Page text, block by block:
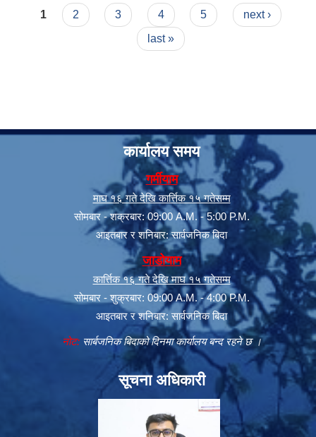
Pages
1 2 3 4 5
next ›
last »
कार्यालय समय
गर्मीयाम
माघ १६ गते देखि कार्त्तिक १५ गतेसम्म
सोमबार - शक्रबार: 09:00 A.M. - 5:00 P.M.
आइतबार र शनिबार: सार्वजनिक बिदा
जाडोयाम
कार्त्तिक १६ गते देखि माघ १५ गतेसम्म
सोमबार - शुक्रबार: 09:00 A.M. - 4:00 P.M.
आइतबार र शनिबार: सार्वजनिक बिदा
नोट:सार्बजनिक बिदाको दिनमा कार्यालय बन्द रहने छ ।
सूचना अधिकारी